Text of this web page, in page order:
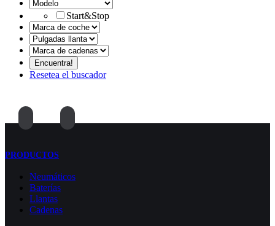
Start&Stop
Resetea el buscador
PRODUCTOS
Neumáticos
Baterías
Llantas
Cadenas